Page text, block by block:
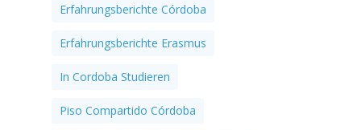
Erfahrungsberichte Córdoba
Erfahrungsberichte Erasmus
In Cordoba Studieren
Piso Compartido Córdoba